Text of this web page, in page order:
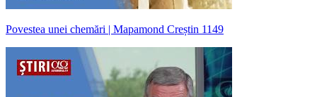
Povestea unei chemări | Mapamond Creștin 1149